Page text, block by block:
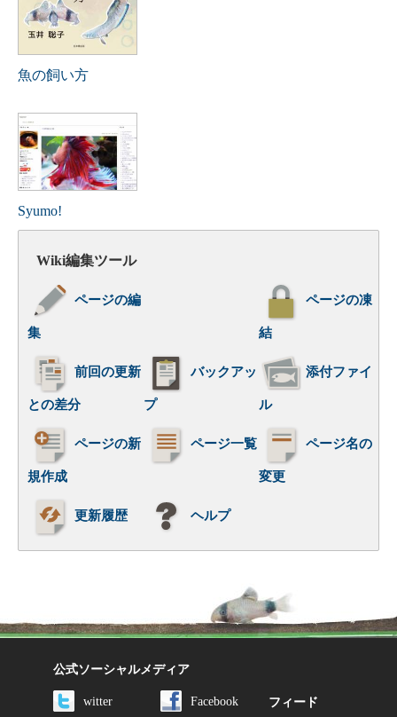
魚の飼い方
Syumo!
Wiki編集ツール
ページの編
集
ページの凍
結
前回の更新
との差分
バックアッ
プ
添付ファイ
ル
ページの新
規作成
ページ一覧 ページ名の
変更
更新履歴 ヘルプ
公式ソーシャルメディア
witter Facebook フィード